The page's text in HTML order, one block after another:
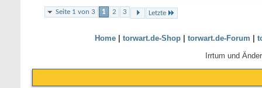
Seite 1 von 3 1 2 3 Letzte
Home| torwart.de-Shop| torwart.de-Forum
Irrtum und